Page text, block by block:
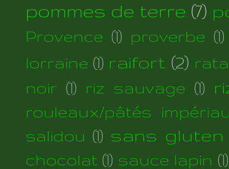
pommes de terre (7)
Provence (1) proverbe (1)
lorraine (1) raifort (2)
noir (1) riz sauvage (1)
rouleaux/pâtés
salidou (1) sans gluten
chocolat (1) sauce lapin (1)